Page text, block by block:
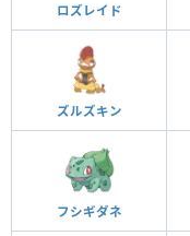
ロズレイド
ズルズキン
フシギダネ